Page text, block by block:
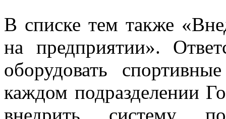
В списке тем также
на предприятии».
оборудовать
каждом подразделении
внедрить систему